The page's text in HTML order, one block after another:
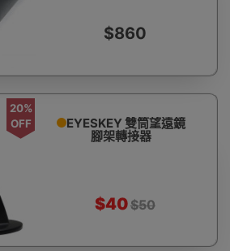
$860
20%
OFF
EYESKEY 雙筒望遠鏡
腳架轉接器
$40$50